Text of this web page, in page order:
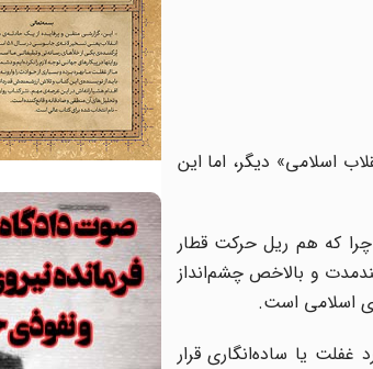
اسلامی» دیگر، اما این
که هم ریل حرکت قطار
و بالاخص چشم‌انداز
یا ساده‌انگاری قرار